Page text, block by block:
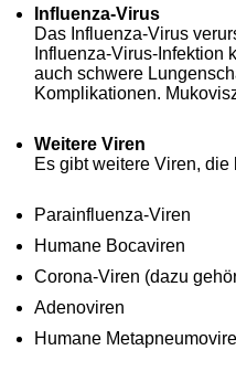
Influenza-Virus
Das Influenza-Virus
Influenza-Virus-Infektion
auch schwere
Komplikationen.
Weitere Viren
Es gibt weitere Viren,
Parainfluenza-Viren
Humane Bocaviren
Corona-Viren (dazu
Adenoviren
Humane